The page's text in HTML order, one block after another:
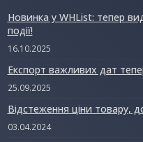
Новинка у WHList: тепер
події!
16.10.2025
Експорт важливих дат
25.09.2025
Відстеження ціни товару,
03.04.2024